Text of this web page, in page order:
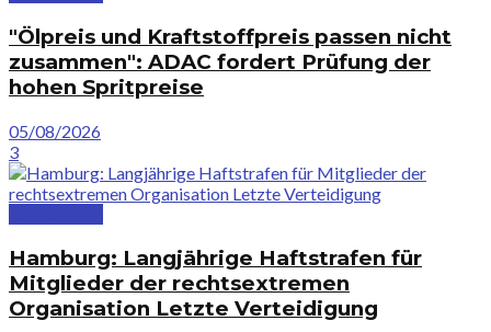
"Ölpreis und Kraftstoffpreis passen nicht
zusammen": ADAC fordert Prüfung der
hohen Spritpreise
05/08/2026
3
Hamburg: Langjährige Haftstrafen für
Mitglieder der rechtsextremen
Organisation Letzte Verteidigung